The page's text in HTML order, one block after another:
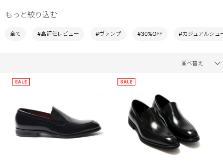
もっと絞り込む
全て #高評価レビュー #ヴァンプ #30%OFF #カジュアルシュ
並べ替え